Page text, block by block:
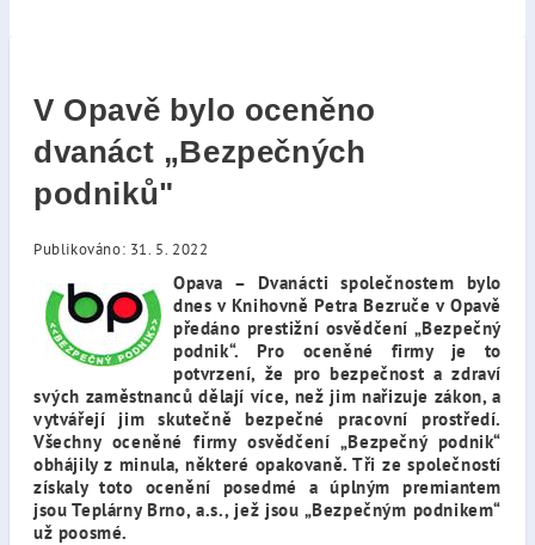
V Opavě bylo oceněno
dvanáct „Bezpečných
podniků"
Publikováno: 31. 5. 2022
Opava – Dvanácti společnostem bylo
dnes v Knihovně Petra Bezruče v Opavě
předáno prestižní osvědčení „Bezpečný
podnik“. Pro oceněné firmy je to
potvrzení, že pro bezpečnost a zdraví
svých zaměstnanců dělají více, než jim nařizuje zákon, a
vytvářejí jim skutečně bezpečné pracovní prostředí.
Všechny oceněné firmy osvědčení „Bezpečný podnik“
obhájily z minula, některé opakovaně. Tři ze společností
získaly toto ocenění posedmé a úplným premiantem
jsou Teplárny Brno, a.s., jež jsou „Bezpečným podnikem“
už poosmé.